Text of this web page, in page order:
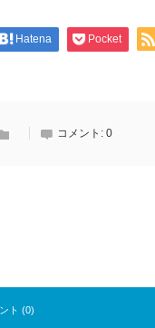
Hatena Pocket
コメント: 0
ト (0)